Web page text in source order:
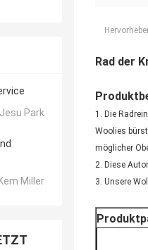
Park
Miller
Rad der
1. Die
Woolies
möglicher
2. Diese
3. Unsere